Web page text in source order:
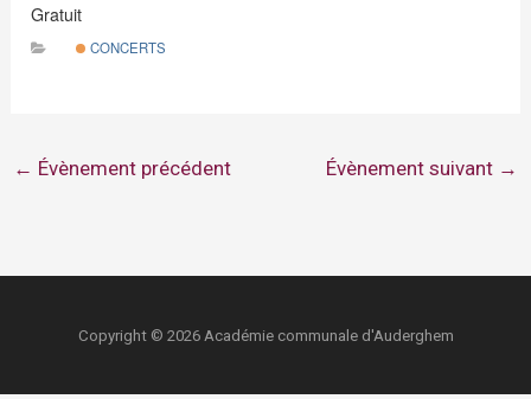
Gratuit
CONCERTS
← Évènement précédent Évènement suivant →
Copyright © 2026 Académie communale d'Auderghem